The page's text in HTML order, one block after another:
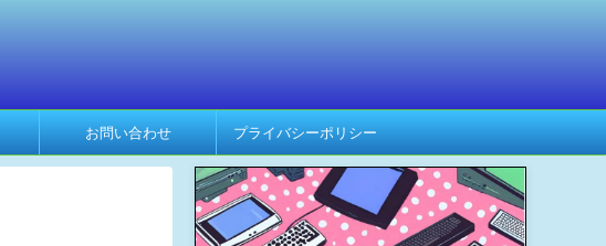
お問い合わせ プライバシーポリシー